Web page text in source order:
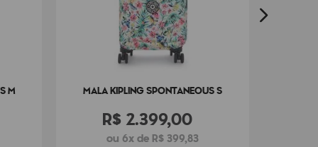
M MALA KIPLING SPONTANEOUS S
R$ 2.399,00
ou 6x de R$ 399,83